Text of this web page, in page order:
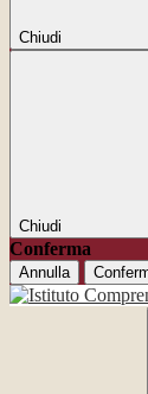
Chiudi
Chiudi
Conferma
Annulla